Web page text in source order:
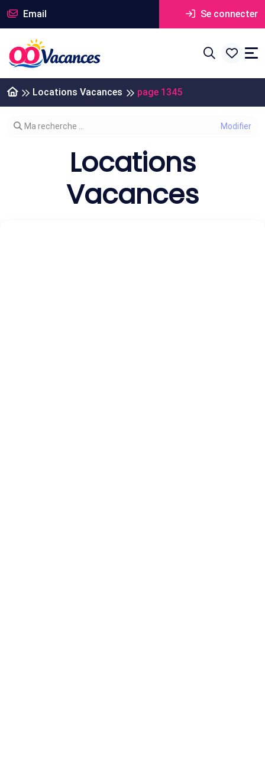
Email Se connecter
Locations Vacances page 1345
Modifier votre recherche
Ma recherche ...
Locations
Vacances